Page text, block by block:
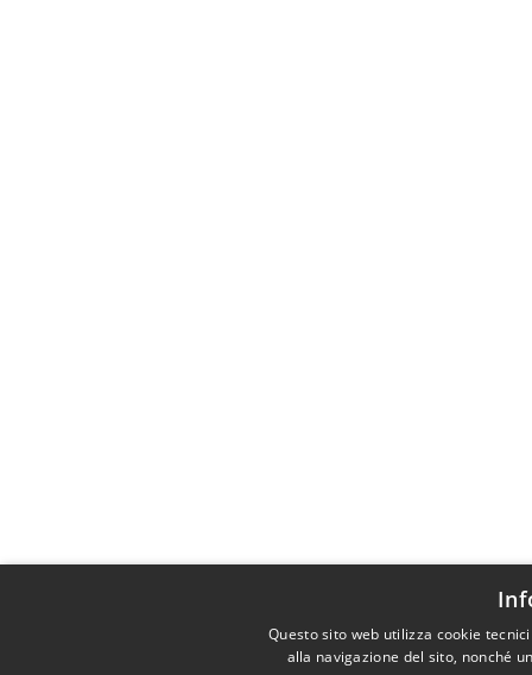
Questo sito web utilizza cookie
alla navigazione del sito, nonché